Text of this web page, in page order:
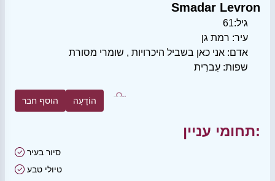
Smadar Levron
גיל:61
עיר: רמת גן
אדם: אני כאן בשביל היכרויות , שומרי מסורת
שפות: עִברִית
הוסף חבר הוֹדָעָה
תחומי עניין:
סיור בעיר
טיולי טבע